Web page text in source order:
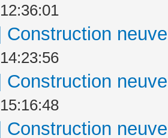
Construction
Construction
Construction